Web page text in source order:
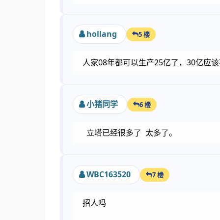
hollang 5 楼
人家08年都可以生产25亿了，30亿应
小猪同学 6 楼
立塔已经很多了 太多了。
WBC163520 7 楼
招人吗